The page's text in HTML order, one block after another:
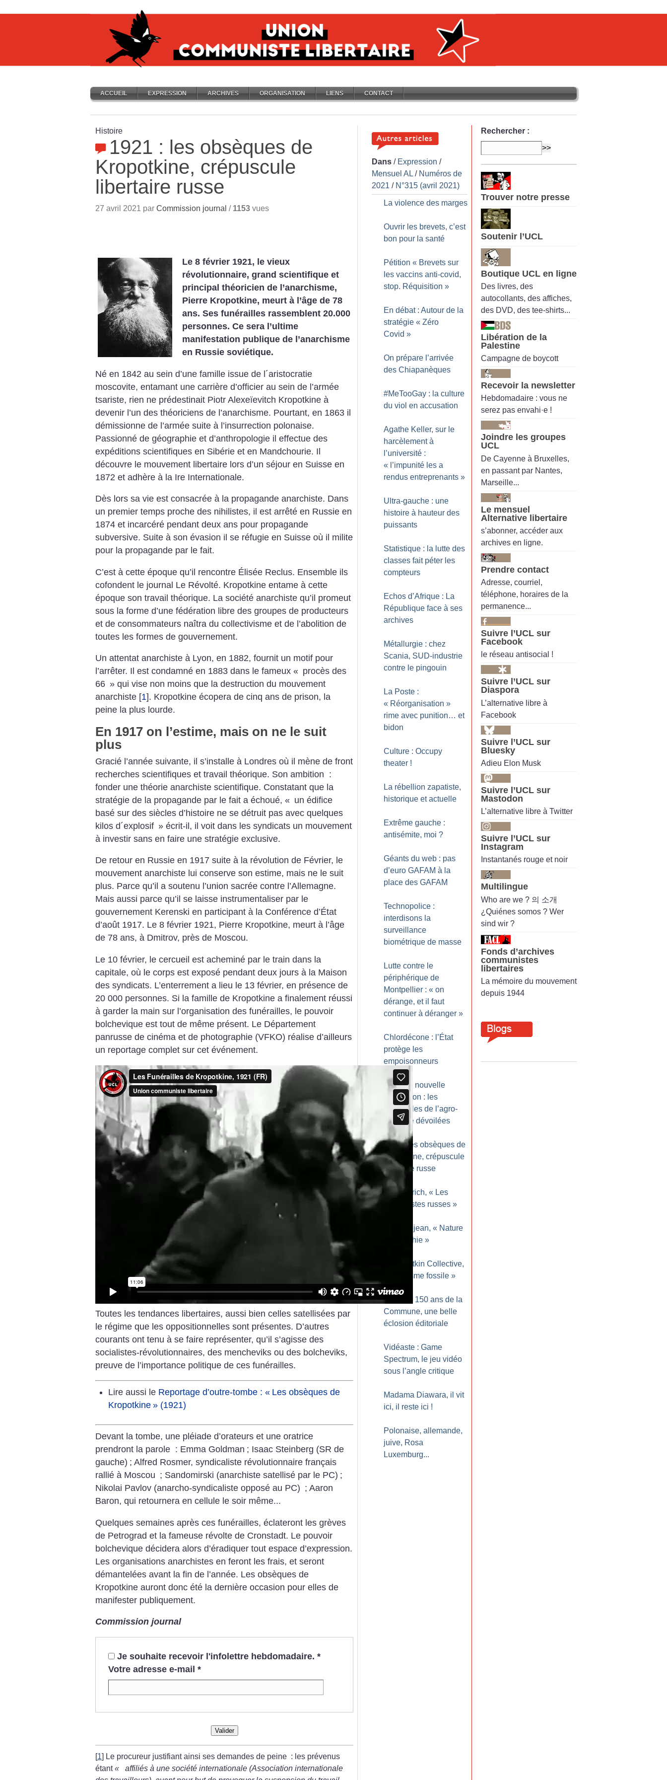
ACCUEIL EXPRESSION ARCHIVES ORGANISATION LIENS CONTACT
Histoire
1921 : les obsèques de
Kropotkine, crépuscule
libertaire russe
27 avril 2021 par Commission journal / 1153 vues
Le 8 février 1921, le vieux
révolutionnaire, grand scientifique et
principal théoricien de l’anarchisme,
Pierre Kropotkine, meurt à l’âge de 78
ans. Ses funérailles rassemblent 20.000
personnes. Ce sera l’ultime
manifestation publique de l’anarchisme
en Russie soviétique.
Né en 1842 au sein d’une famille issue de l´aristocratie
moscovite, entamant une carrière d’officier au sein de l’armée
tsariste, rien ne prédestinait Piotr Alexeïevitch Kropotkine à
devenir l’un des théoriciens de l’anarchisme. Pourtant, en 1863 il
démissionne de l’armée suite à l’insurrection polonaise.
Passionné de géographie et d’anthropologie il effectue des
expéditions scientifiques en Sibérie et en Mandchourie. Il
découvre le mouvement libertaire lors d’un séjour en Suisse en
1872 et adhère à la Ire Internationale.
Dès lors sa vie est consacrée à la propagande anarchiste. Dans
un premier temps proche des nihilistes, il est arrêté en Russie en
1874 et incarcéré pendant deux ans pour propagande
subversive. Suite à son évasion il se réfugie en Suisse où il milite
pour la propagande par le fait.
C’est à cette époque qu’il rencontre Élisée Reclus. Ensemble ils
cofondent le journal Le Révolté. Kropotkine entame à cette
époque son travail théorique. La société anarchiste qu’il promeut
sous la forme d’une fédération libre des groupes de producteurs
et de consommateurs naîtra du collectivisme et de l’abolition de
toutes les formes de gouvernement.
Un attentat anarchiste à Lyon, en 1882, fournit un motif pour
l’arrêter. Il est condamné en 1883 dans le fameux « procès des
66 » qui vise non moins que la destruction du mouvement
anarchiste [1]. Kropotkine écopera de cinq ans de prison, la
peine la plus lourde.
En 1917 on l’estime, mais on ne le suit
plus
Gracié l’année suivante, il s’installe à Londres où il mène de front
recherches scientifiques et travail théorique. Son ambition :
fonder une théorie anarchiste scientifique. Constatant que la
stratégie de la propagande par le fait a échoué, « un édifice
basé sur des siècles d’histoire ne se détruit pas avec quelques
kilos d´explosif » écrit-il, il voit dans les syndicats un mouvement
à investir sans en faire une stratégie exclusive.
De retour en Russie en 1917 suite à la révolution de Février, le
mouvement anarchiste lui conserve son estime, mais ne le suit
plus. Parce qu’il a soutenu l’union sacrée contre l’Allemagne.
Mais aussi parce qu’il se laisse instrumentaliser par le
gouvernement Kerenski en participant à la Conférence d’État
d’août 1917. Le 8 février 1921, Pierre Kropotkine, meurt à l’âge
de 78 ans, à Dmitrov, près de Moscou.
Le 10 février, le cercueil est acheminé par le train dans la
capitale, où le corps est exposé pendant deux jours à la Maison
des syndicats. L’enterrement a lieu le 13 février, en présence de
20 000 personnes. Si la famille de Kropotkine a finalement réussi
à garder la main sur l’organisation des funérailles, le pouvoir
bolchevique est tout de même présent. Le Département
panrusse de cinéma et de photographie (VFKO) réalise d’ailleurs
un reportage complet sur cet événement.
Toutes les tendances libertaires, aussi bien celles satellisées par
le régime que les oppositionnelles sont présentes. D’autres
courants ont tenu à se faire représenter, qu’il s’agisse des
socialistes-révolutionnaires, des mencheviks ou des bolcheviks,
preuve de l’importance politique de ces funérailles.
Lire aussi le Reportage d’outre-tombe : « Les obsèques de
Kropotkine » (1921)
Devant la tombe, une pléiade d’orateurs et une oratrice
prendront la parole : Emma Goldman ; Isaac Steinberg (SR de
gauche) ; Alfred Rosmer, syndicaliste révolutionnaire français
rallié à Moscou ; Sandomirski (anarchiste satellisé par le PC) ;
Nikolai Pavlov (anarcho-syndicaliste opposé au PC) ; Aaron
Baron, qui retournera en cellule le soir même...
Quelques semaines après ces funérailles, éclateront les grèves
de Petrograd et la fameuse révolte de Cronstadt. Le pouvoir
bolchevique décidera alors d’éradiquer tout espace d’expression.
Les organisations anarchistes en feront les frais, et seront
démantelées avant la fin de l’année. Les obsèques de
Kropotkine auront donc été la dernière occasion pour elles de
manifester publiquement.
Commission journal
Je souhaite recevoir l'infolettre hebdomadaire. *
Votre adresse e-mail *
Valider
[1] Le procureur justifiant ainsi ses demandes de peine : les prévenus
étant«
affiliés à une société internationale (Association internationale
Dans / Expression /
Mensuel AL / Numéros de
2021 / N°315 (avril 2021)
La violence des marges
Ouvrir les brevets, c’est
bon pour la santé
Pétition « Brevets sur
les vaccins anti-covid,
stop. Réquisition »
En débat : Autour de la
stratégie « Zéro
Covid »
On prépare l’arrivée
des Chiapanèques
#MeTooGay : la culture
du viol en accusation
Agathe Keller, sur le
harcèlement à
l’université :
« l’impunité les a
rendus entreprenants »
Ultra-gauche : une
histoire à hauteur des
puissants
Statistique : la lutte des
classes fait péter les
compteurs
Echos d’Afrique : La
République face à ses
archives
Métallurgie : chez
Scania, SUD-industrie
contre le pingouin
La Poste :
« Réorganisation »
rime avec punition… et
bidon
Culture : Occupy
theater !
La rébellion zapatiste,
historique et actuelle
Extrême gauche :
antisémite, moi ?
Géants du web : pas
d’euro GAFAM à la
place des GAFAM
Technopolice :
interdisons la
surveillance
biométrique de masse
Lutte contre le
périphérique de
Montpellier : « on
dérange, et il faut
continuer à déranger »
Chlordécone : l’État
protège les
empoisonneurs
OGM de nouvelle
génération : les
magouilles de l’agro-
industrie dévoilées
1921 : les obsèques de
Kropotkine, crépuscule
libertaire russe
Lire : Avrich, « Les
Anarchistes russes »
Lire : Déjean, « Nature
et anarchie »
Lire : Zetkin Collective,
Fascisme fossile »
Pour les 150 ans de la
Commune, une belle
éclosion éditoriale
Vidéaste : Game
Spectrum, le jeu vidéo
sous l’angle critique
Madama Diawara, il vit
ici, il reste ici !
Polonaise, allemande,
juive, Rosa
Luxemburg...
Rechercher :
Trouver notre presse
Soutenir l’UCL
Boutique UCL en ligne
Des livres, des
autocollants, des affiches,
des DVD, des tee-shirts...
Libération de la
Palestine
Campagne de boycott
Recevoir la newsletter
Hebdomadaire : vous ne
serez pas envahi·e !
Joindre les groupes
UCL
De Cayenne à Bruxelles,
en passant par Nantes,
Marseille...
Le mensuel
Alternative libertaire
s’abonner, accéder aux
archives en ligne.
Prendre contact
Adresse, courriel,
téléphone, horaires de la
permanence...
Suivre l’UCL sur
Facebook
le réseau antisocial !
Suivre l’UCL sur
Diaspora
L’alternative libre à
Facebook
Suivre l’UCL sur
Bluesky
Adieu Elon Musk
Suivre l’UCL sur
Mastodon
L’alternative libre à Twitter
Suivre l’UCL sur
Instagram
Instantanés rouge et noir
Multilingue
Who are we ? 의 소개
¿Quiénes somos ? Wer
sind wir ?
Fonds d’archives
communistes
libertaires
La mémoire du mouvement
depuis 1944